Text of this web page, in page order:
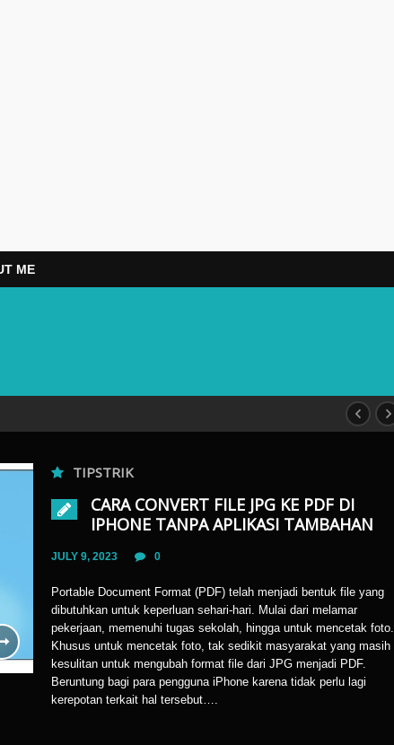
ME
TIPSTRIK
CARA CONVERT FILE JPG KE PDF DI
IPHONE TANPA APLIKASI TAMBAHAN
JULY 9, 2023 0
Portable Document Format (PDF) telah menjadi bentuk file yang
dibutuhkan untuk keperluan sehari-hari. Mulai dari melamar
pekerjaan, memenuhi tugas sekolah, hingga untuk mencetak foto.
Khusus untuk mencetak foto, tak sedikit masyarakat yang masih
kesulitan untuk mengubah format file dari JPG menjadi PDF.
Beruntung bagi para pengguna iPhone karena tidak perlu lagi
kerepotan terkait hal tersebut….